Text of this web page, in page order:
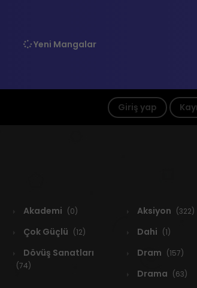
Yeni Mangalar
Giriş yap
Akademi (0) Aksiyon (322)
Çok Güçlü (12) Dahi (1)
Dövüş Sanatları
(74)
Dram (157)
Drama (63)